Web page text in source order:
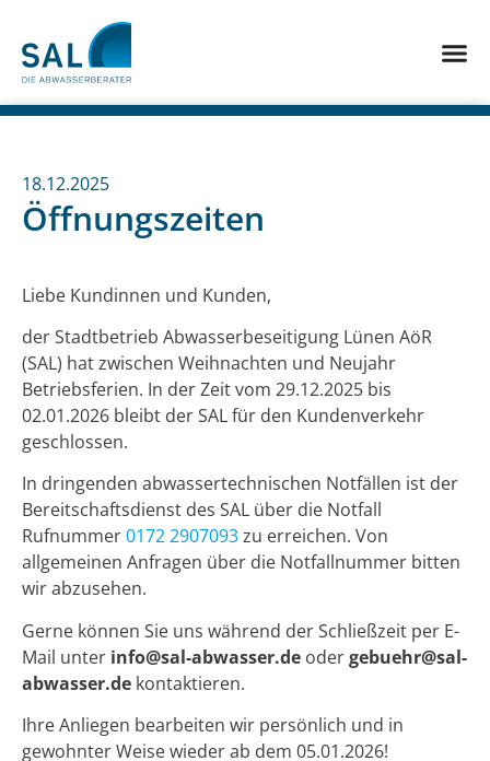
18.12.2025
Öffnungszeiten
Liebe Kundinnen und Kunden,
der Stadtbetrieb Abwasserbeseitigung Lünen AöR
(SAL) hat zwischen Weihnachten und Neujahr
Betriebsferien. In der Zeit vom 29.12.2025 bis
02.01.2026 bleibt der SAL für den Kundenverkehr
geschlossen.
In dringenden abwassertechnischen Notfällen ist der
Bereitschaftsdienst des SAL über die Notfall
Rufnummer0172 2907093zu erreichen. Von
allgemeinen Anfragen über die Notfallnummer bitten
wir abzusehen.
Gerne können Sie uns während der Schließzeit per E-
Mail unter info@sal-abwasser.de odergebuehr@sal-
abwasser.de kontaktieren.
Ihre Anliegen bearbeiten wir persönlich und in
gewohnter Weise wieder ab dem 05.01.2026!